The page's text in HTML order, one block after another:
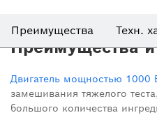
Преимущества Техн.
Преимущества и
Двигатель мощностью 1000
замешивания тяжелого
большого количества